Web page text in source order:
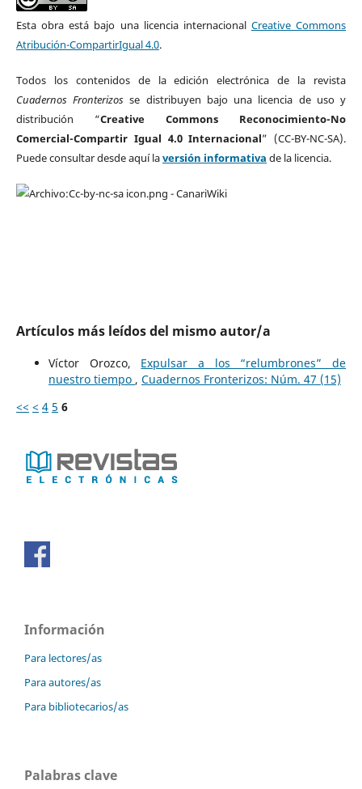
Esta obra está bajo una licencia internacional Creative Commons
Atribución-CompartirIgual 4.0.
Todos los contenidos de la edición electrónica de la revista
Cuadernos Fronterizos se distribuyen bajo una licencia de uso y
distribución “Creative Commons Reconocimiento-No
Comercial-Compartir Igual 4.0 Internacional” (CC-BY-NC-SA).
Puede consultar desde aquí laversión informativa de la licencia.
Artículos más leídos del mismo autor/a
Víctor Orozco, Expulsar a los “relumbrones” de
nuestro tiempo , Cuadernos Fronterizos: Núm. 47 (15)
<< < 4 5 6
Información
Para lectores/as
Para autores/as
Para bibliotecarios/as
Palabras clave